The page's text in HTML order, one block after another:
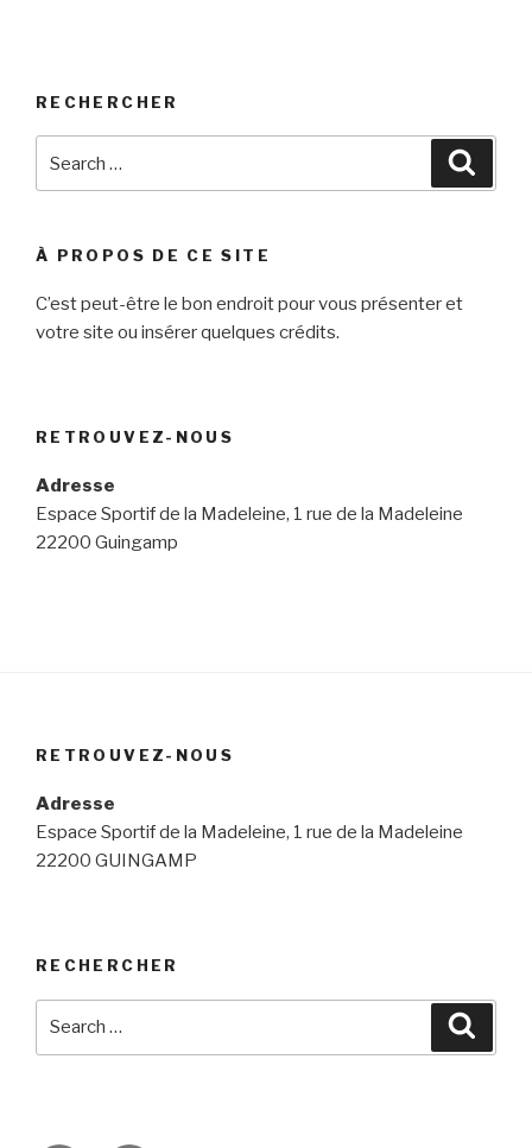
RECHERCHER
À PROPOS DE CE SITE
C’est peut-être le bon endroit pour vous présenter et
votre site ou insérer quelques crédits.
RETROUVEZ-NOUS
Adresse
Espace Sportif de la Madeleine, 1 rue de la Madeleine
22200 Guingamp
RETROUVEZ-NOUS
Adresse
Espace Sportif de la Madeleine, 1 rue de la Madeleine
22200 GUINGAMP
RECHERCHER